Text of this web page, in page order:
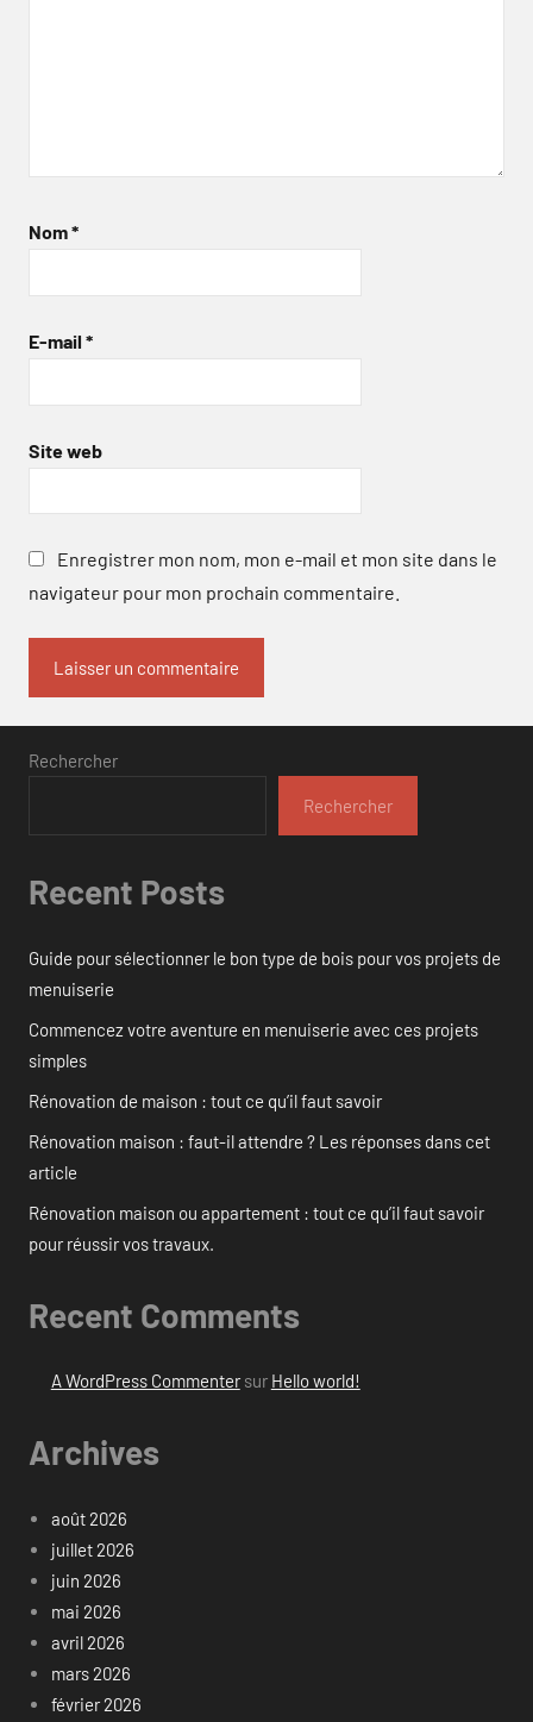
Nom*
E-mail *
Site web
Enregistrer mon nom, mon e-mail et mon site dans le
navigateur pour mon prochain commentaire.
Rechercher
Rechercher
Recent Posts
Guide pour sélectionner le bon type de bois pour vos projets de
menuiserie
Commencez votre aventure en menuiserie avec ces projets
simples
Rénovation de maison : tout ce qu’il faut savoir
Rénovation maison : faut-il attendre ? Les réponses dans cet
article
Rénovation maison ou appartement : tout ce qu’il faut savoir
pour réussir vos travaux.
Recent Comments
A WordPress Commentersur Hello world!
Archives
août 2026
juillet 2026
juin 2026
mai 2026
avril 2026
mars 2026
février 2026